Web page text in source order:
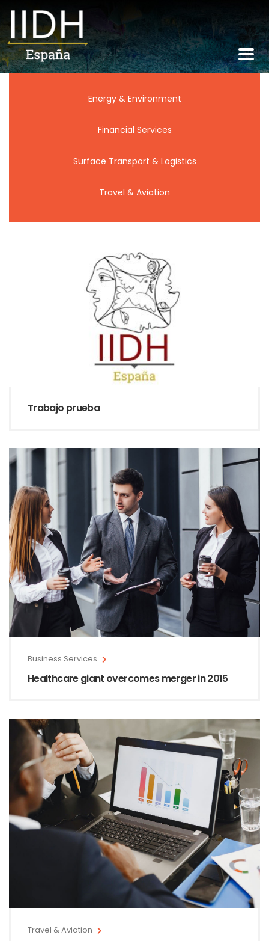
All
Business Services
Energy & Environment
Financial Services
Surface Transport & Logistics
Travel & Aviation
Trabajo prueba
Business Services
Healthcare giant overcomes merger in 2015
Travel & Aviation